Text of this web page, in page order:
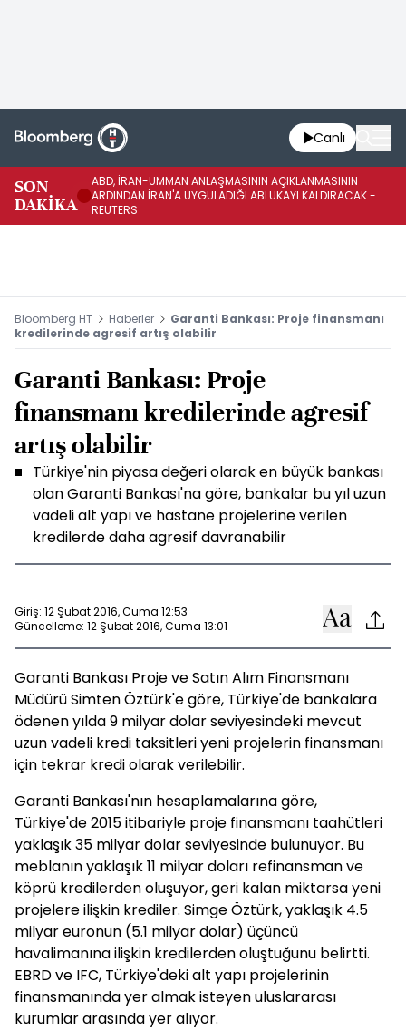
Canlı
SON
DAKİKA
ABD, İRAN-UMMAN ANLAŞMASININ AÇIKLANMASININ
ARDINDAN İRAN'A UYGULADIĞI ABLUKAYI KALDIRACAK -
REUTERS
Bloomberg HT Haberler
Garanti Bankası: Proje finansmanı
kredilerinde agresif artış olabilir
Garanti Bankası: Proje
finansmanı kredilerinde agresif
artış olabilir
Türkiye'nin piyasa değeri olarak en büyük bankası
olan Garanti Bankası'na göre, bankalar bu yıl uzun
vadeli alt yapı ve hastane projelerine verilen
kredilerde daha agresif davranabilir
Giriş: 12 Şubat 2016, Cuma 12:53
Güncelleme: 12 Şubat 2016, Cuma 13:01
Garanti Bankası Proje ve Satın Alım Finansmanı
Müdürü Simten Öztürk'e göre, Türkiye'de bankalara
ödenen yılda 9 milyar dolar seviyesindeki mevcut
uzun vadeli kredi taksitleri yeni projelerin finansmanı
için tekrar kredi olarak verilebilir.
Garanti Bankası'nın hesaplamalarına göre,
Türkiye'de 2015 itibariyle proje finansmanı taahütleri
yaklaşık 35 milyar dolar seviyesinde bulunuyor. Bu
meblanın yaklaşık 11 milyar doları refinansman ve
köprü kredilerden oluşuyor, geri kalan miktarsa yeni
projelere ilişkin krediler. Simge Öztürk, yaklaşık 4.5
milyar euronun (5.1 milyar dolar) üçüncü
havalimanına ilişkin kredilerden oluştuğunu belirtti.
EBRD ve IFC, Türkiye'deki alt yapı projelerinin
finansmanında yer almak isteyen uluslararası
kurumlar arasında yer alıyor.